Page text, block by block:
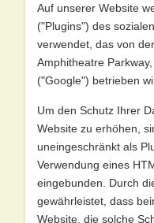
Auf unserer Website
("Plugins") des
verwendet, das von
Amphitheatre
("Google") betrieben
Um den Schutz Ihrer
Website zu erhöhen,
uneingeschränkt als
Verwendung eines
eingebunden. Durch
gewährleistet, dass
Website, die solche